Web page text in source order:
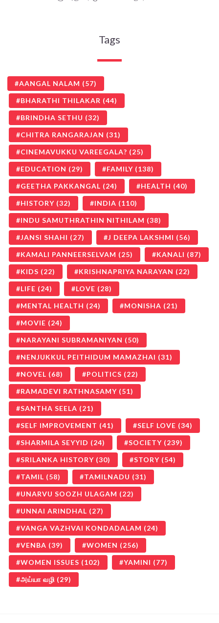
Tags
AANGAL NALAM (57)
BHARATHI THILAKAR (44)
BRINDHA SETHU (32)
CHITRA RANGARAJAN (31)
CINEMAVUKKU VAREEGALA? (25)
EDUCATION (29) FAMILY (138)
GEETHA PAKKANGAL (24) HEALTH (40)
HISTORY (32) INDIA (110)
INDU SAMUTHRATHIN NITHILAM (38)
JANSI SHAHI (27) J DEEPA LAKSHMI (56)
KAMALI PANNEERSELVAM (25) KANALI (87)
KIDS (22) KRISHNAPRIYA NARAYAN (22)
LIFE (24) LOVE (28)
MENTAL HEALTH (24) MONISHA (21)
MOVIE (24)
NARAYANI SUBRAMANIYAN (50)
NENJUKKUL PEITHIDUM MAMAZHAI (31)
NOVEL (68) POLITICS (22)
RAMADEVI RATHNASAMY (51)
SANTHA SEELA (21)
SELF IMPROVEMENT (41) SELF LOVE (34)
SHARMILA SEYYID (24) SOCIETY (239)
SRILANKA HISTORY (30) STORY (54)
TAMIL (58) TAMILNADU (31)
UNARVU SOOZH ULAGAM (22)
UNNAI ARINDHAL (27)
VANGA VAZHVAI KONDADALAM (24)
VENBA (39) WOMEN (256)
WOMEN ISSUES (102) YAMINI (77)
அய்யா வழி (29)